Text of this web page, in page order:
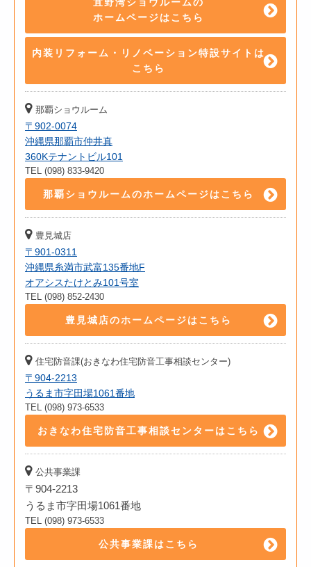
宜野湾ショウルームの
ホームページはこちら
内装リフォーム・リノベーション特設サイトは
こちら
那覇ショウルーム
〒902-0074
沖縄県那覇市仲井真
360Kテナントビル101
TEL (098) 833-9420
那覇ショウルームのホームページはこちら
豊見城店
〒901-0311
沖縄県糸満市武富135番地F
オアシスたけとみ101号室
TEL (098) 852-2430
豊見城店のホームページはこちら
住宅防音課(おきなわ住宅防音工事相談センター)
〒904-2213
うるま市字田場1061番地
TEL (098) 973-6533
おきなわ住宅防音工事相談センターはこちら
公共事業課
〒904-2213
うるま市字田場1061番地
TEL (098) 973-6533
公共事業課はこちら